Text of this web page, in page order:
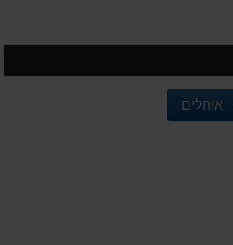
אוהלים